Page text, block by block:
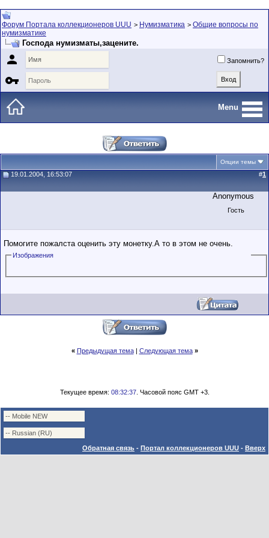
Форум Портала коллекционеров UUU > Нумизматика > Общие вопросы по
нумизматике
Господа нумизматы,зацените.
 Запомнить?

Menu
Опции темы
19.01.2004, 16:53:07 #1
Anonymous
Гость
Помогите пожалста оценить эту монетку.А то в этом не очень.
Изображения
« Предыдущая тема| Следующая тема »
Текущее время: 08:32:37. Часовой пояс GMT +3.
Обратная связь - Портал коллекционеров UUU - Вверх